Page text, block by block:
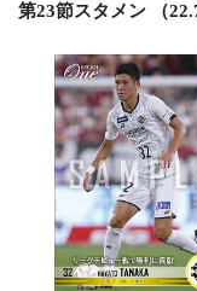
第23節スタメン （